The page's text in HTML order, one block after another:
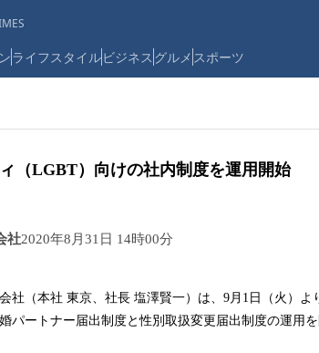
ライフスタイルビジネス グルメ スポーツ
（LGBT）向けの社内制度を運用開始
社2020年8月31日 14時00分
社（本社 東京、社長 塩澤賢一）は、9月1日（火）よ
パートナー届出制度と性別取扱変更届出制度の運用を